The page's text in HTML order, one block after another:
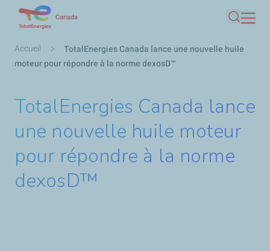
contenu
principal
Canada
Fil
d'Ariane
Accueil
TotalEnergies Canada lance une nouvelle huile
moteur pour répondre à la norme dexosD™
TotalEnergies Canada lance
une nouvelle huile moteur
pour répondre à la norme
dexosD™